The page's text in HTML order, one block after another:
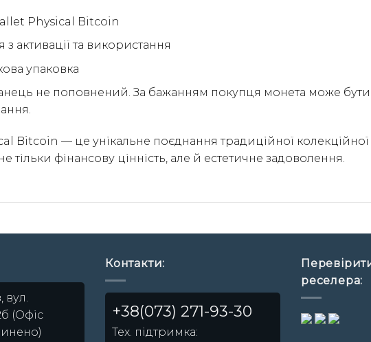
Physical Bitcoin
з активації та використання
упаковка
не поповнений. За бажанням покупця монета може
Bitcoin — це унікальне поєднання традиційної
тільки фінансову цінність, але й естетичне задоволення.
вул.
(Офіс
Контакти:
+38(073) 271-93-30
Тех. підтримка:
реселера: